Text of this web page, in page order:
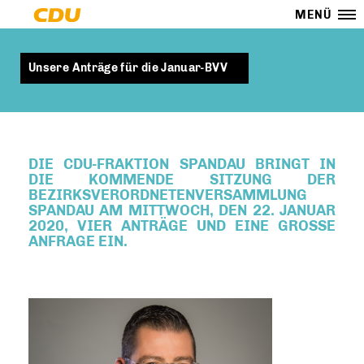
MENÜ
Unsere Anträge für die Januar-BVV
DIE CDU-FRAKTION SPANDAU BRINGT IN
DIE KOMMENDE SITZUNG DER
BEZIRKSVERORDNETENVERSAMMLUNG
SPANDAU AM MITTWOCH, DEN 22. JANUAR
2020, VIER ANTRÄGE UND EINE GROSSE A
NFRAGE EIN.